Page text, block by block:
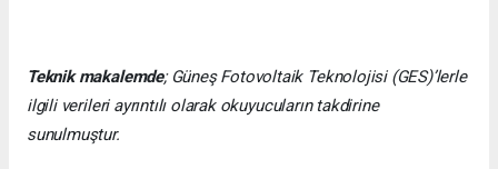
Teknik makalemde; Güneş Fotovoltaik Teknolojisi (GES)’lerle
ilgili verileri ayrıntılı olarak okuyucuların takdirine
sunulmuştur.